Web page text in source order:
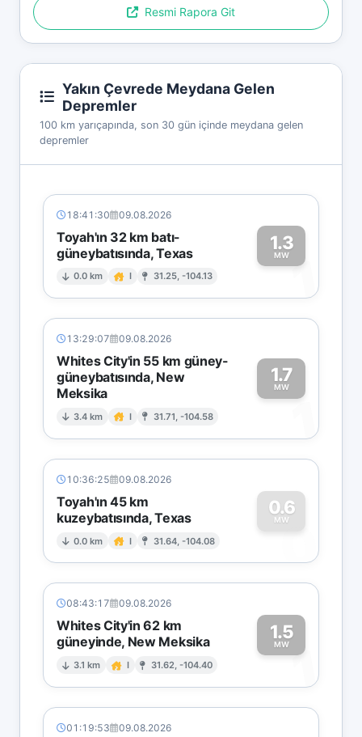
Resmi Rapora Git
Yakın Çevrede Meydana Gelen
Depremler
100 km yarıçapında, son 30 gün içinde meydana gelen
depremler
18:41:30 09.08.2026
Toyah'ın 32 km batı-
güneybatısında, Texas
0.0 km I 31.25, -104.13
1.3
MW1
13:29:07 09.08.2026
Whites City'in 55 km güney-
güneybatısında, New
Meksika
3.4 km I 31.71, -104.58
1.7
MW
1
10:36:25 09.08.2026
Toyah'ın 45 km
kuzeybatısında, Texas
0.0 km I 31.64, -104.08
0.6
MW
0
08:43:17 09.08.2026
Whites City'in 62 km
güneyinde, New Meksika
3.1 km I 31.62, -104.40
1.5
MW1
01:19:53 09.08.2026